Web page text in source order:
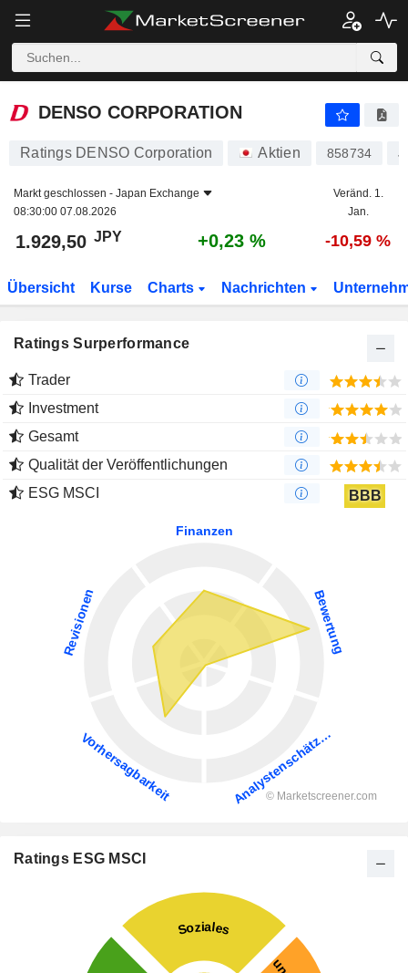
DENSO CORPORATION
DENSO CORPORATION
Ratings DENSO Corporation Aktien 858734
Markt geschlossen - Japan Exchange
08:30:00 07.08.2026
Veränd. 1.
Jan.
1.929,50 JPY +0,23 % -10,59 %
Übersicht Kurse Charts Nachrichten
Ratings Surperformance
Trader
Investment
Gesamt
Qualität der Veröffentlichungen
ESG MSCI
BBB
Ratings ESG MSCI